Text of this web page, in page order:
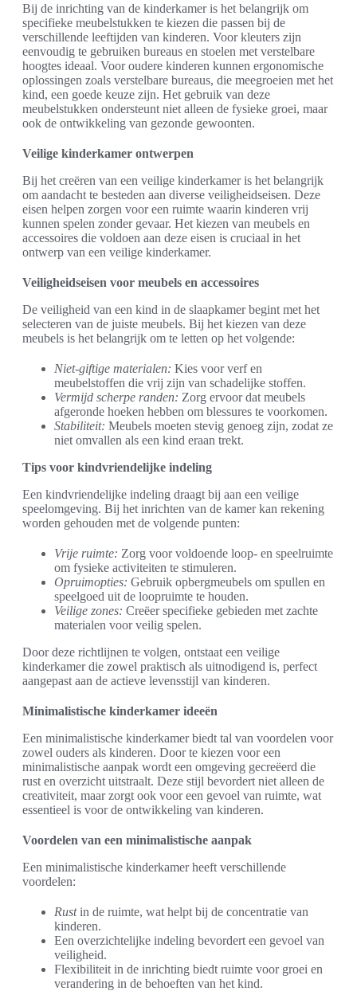
Bij de inrichting van de kinderkamer is het belangrijk om
specifieke meubelstukken te kiezen die passen bij de
verschillende leeftijden van kinderen. Voor kleuters zijn
eenvoudig te gebruiken bureaus en stoelen met verstelbare
hoogtes ideaal. Voor oudere kinderen kunnen ergonomische
oplossingen zoals verstelbare bureaus, die meegroeien met het
kind, een goede keuze zijn. Het gebruik van deze
meubelstukken ondersteunt niet alleen de fysieke groei, maar
ook de ontwikkeling van gezonde gewoonten.
Veilige kinderkamer ontwerpen
Bij het creëren van een veilige kinderkamer is het belangrijk
om aandacht te besteden aan diverse veiligheidseisen. Deze
eisen helpen zorgen voor een ruimte waarin kinderen vrij
kunnen spelen zonder gevaar. Het kiezen van meubels en
accessoires die voldoen aan deze eisen is cruciaal in het
ontwerp van een veilige kinderkamer.
Veiligheidseisen voor meubels en accessoires
De veiligheid van een kind in de slaapkamer begint met het
selecteren van de juiste meubels. Bij het kiezen van deze
meubels is het belangrijk om te letten op het volgende:
Niet-giftige materialen: Kies voor verf en
meubelstoffen die vrij zijn van schadelijke stoffen.
Vermijd scherpe randen: Zorg ervoor dat meubels
afgeronde hoeken hebben om blessures te voorkomen.
Stabiliteit: Meubels moeten stevig genoeg zijn, zodat ze
niet omvallen als een kind eraan trekt.
Tips voor kindvriendelijke indeling
Een kindvriendelijke indeling draagt bij aan een veilige
speelomgeving. Bij het inrichten van de kamer kan rekening
worden gehouden met de volgende punten:
Vrije ruimte: Zorg voor voldoende loop- en speelruimte
om fysieke activiteiten te stimuleren.
Opruimopties: Gebruik opbergmeubels om spullen en
speelgoed uit de loopruimte te houden.
Veilige zones: Creëer specifieke gebieden met zachte
materialen voor veilig spelen.
Door deze richtlijnen te volgen, ontstaat een veilige
kinderkamer die zowel praktisch als uitnodigend is, perfect
aangepast aan de actieve levensstijl van kinderen.
Minimalistische kinderkamer ideeën
Een minimalistische kinderkamer biedt tal van voordelen voor
zowel ouders als kinderen. Door te kiezen voor een
minimalistische aanpak wordt een omgeving gecreëerd die
rust en overzicht uitstraalt. Deze stijl bevordert niet alleen de
creativiteit, maar zorgt ook voor een gevoel van ruimte, wat
essentieel is voor de ontwikkeling van kinderen.
Voordelen van een minimalistische aanpak
Een minimalistische kinderkamer heeft verschillende
voordelen:
Rustin de ruimte, wat helpt bij de concentratie van
kinderen.
Een overzichtelijke indeling bevordert een gevoel van
veiligheid.
Flexibiliteit in de inrichting biedt ruimte voor groei en
verandering in de behoeften van het kind.